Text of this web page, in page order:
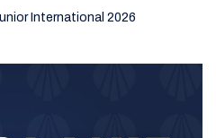
International 2026